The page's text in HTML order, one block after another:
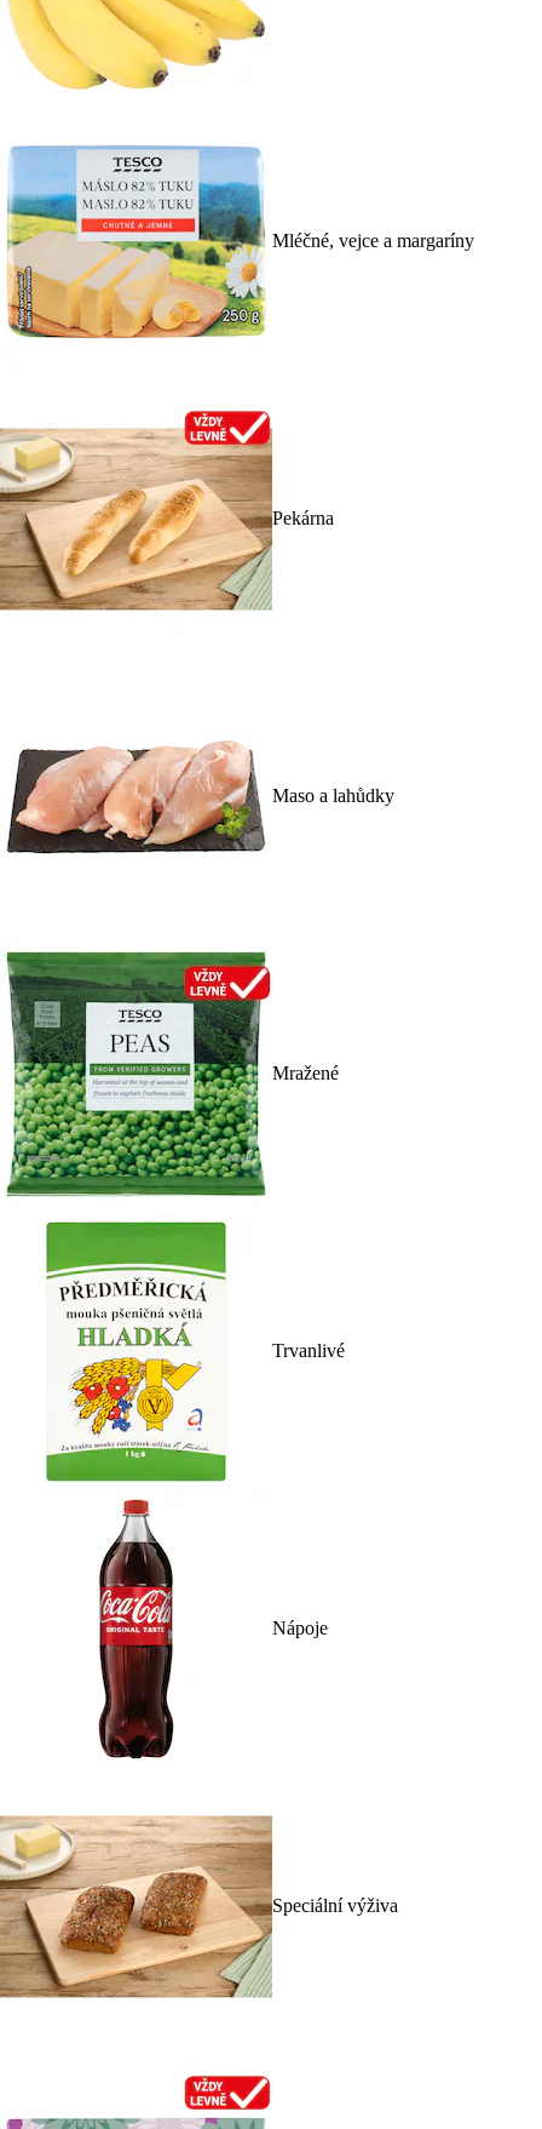
Mléčné, vejce a margaríny
Pekárna
Maso a lahůdky
Mražené
Trvanlivé
Nápoje
Speciální výživa